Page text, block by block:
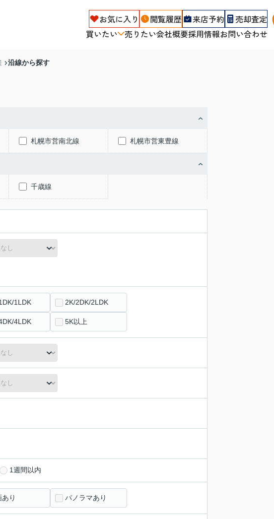
お気に入り 閲覧履歴 来店予約
売却査定
買いたい
売りたい会社概要採用情報お問い合わせ
沿線から探す
札幌市営南北線 札幌市営東豊線
千歳線
1LDK 2K/2DK/2LDK
4LDK 5K以上
1週間以内
り パノラマあり